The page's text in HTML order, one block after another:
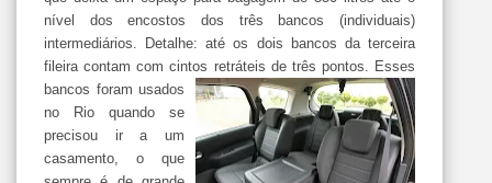
nível dos encostos dos três bancos (individuais)
intermediários. Detalhe: até os dois bancos da terceira
fileira contam com cintos retráteis de três pontos. Esses
bancos foram usados
no Rio quando se
precisou ir a um
casamento, o que